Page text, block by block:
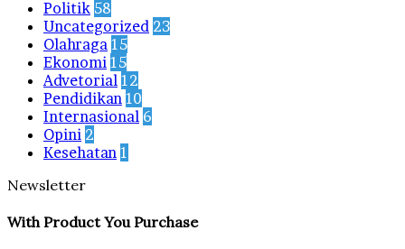
Politik 58
Uncategorized 23
Olahraga 15
Ekonomi 15
Advetorial 12
Pendidikan 10
Internasional 6
Opini 2
Kesehatan 1
Newsletter
With Product You Purchase